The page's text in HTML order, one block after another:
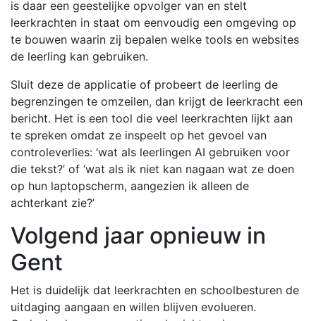
is daar een geestelijke opvolger van en stelt
leerkrachten in staat om eenvoudig een omgeving op
te bouwen waarin zij bepalen welke tools en websites
de leerling kan gebruiken.
Sluit deze de applicatie of probeert de leerling de
begrenzingen te omzeilen, dan krijgt de leerkracht een
bericht. Het is een tool die veel leerkrachten lijkt aan
te spreken omdat ze inspeelt op het gevoel van
controleverlies: ‘wat als leerlingen AI gebruiken voor
die tekst?’ of ‘wat als ik niet kan nagaan wat ze doen
op hun laptopscherm, aangezien ik alleen de
achterkant zie?’
Volgend jaar opnieuw in
Gent
Het is duidelijk dat leerkrachten en schoolbesturen de
uitdaging aangaan en willen blijven evolueren.